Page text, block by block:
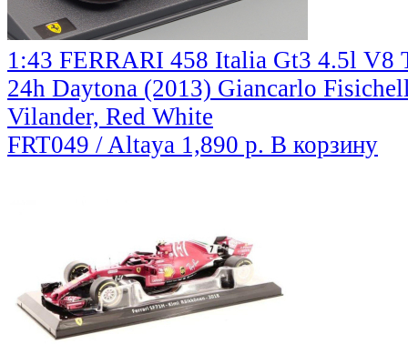
1:43 FERRARI 458 Italia Gt3 4.5l
24h Daytona (2013) Giancarlo
Vilander, Red White
FRT049 / Altaya 1,890 р. В корзину